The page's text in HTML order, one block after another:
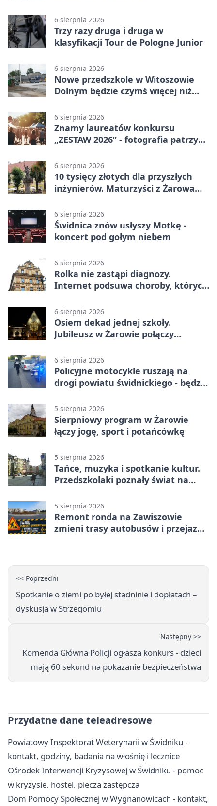
6 sierpnia 2026
Trzy razy druga i druga w
klasyfikacji Tour de Pologne Junior
6 sierpnia 2026
Nowe przedszkole w Witoszowie
Dolnym będzie czymś więcej niż
6 sierpnia 2026
Znamy laureatów konkursu
„ZESTAW 2026” - fotografia patrzy
6 sierpnia 2026
10 tysięcy złotych dla przyszłych
inżynierów. Maturzyści z Żarowa
6 sierpnia 2026
Świdnica znów usłyszy Motkę -
koncert pod gołym niebem
6 sierpnia 2026
Rolka nie zastąpi diagnozy.
Internet podsuwa choroby, których
6 sierpnia 2026
Osiem dekad jednej szkoły.
Jubileusz w Żarowie połączy
6 sierpnia 2026
Policyjne motocykle ruszają na
drogi powiatu świdnickiego - będzie
5 sierpnia 2026
Sierpniowy program w Żarowie
łączy jogę, sport i potańcówkę
5 sierpnia 2026
Tańce, muzyka i spotkanie kultur.
Przedszkolaki poznały świat na
5 sierpnia 2026
Remont ronda na Zawiszowie
zmieni trasy autobusów i przejazd
<< Poprzedni
Spotkanie o ziemi po byłej stadninie i dopłatach –
dyskusja w Strzegomiu
Następny >>
Komenda Główna Policji ogłasza konkurs - dzieci
mają 60 sekund na pokazanie bezpieczeństwa
Przydatne dane teleadresowe
Powiatowy Inspektorat Weterynarii w Świdniku -
kontakt, godziny, badania na włośnię i lecznice
Ośrodek Interwencji Kryzysowej w Świdniku - pomoc
w kryzysie, hostel, piecza zastępcza
Dom Pomocy Społecznej w Wygnanowicach - kontakt,